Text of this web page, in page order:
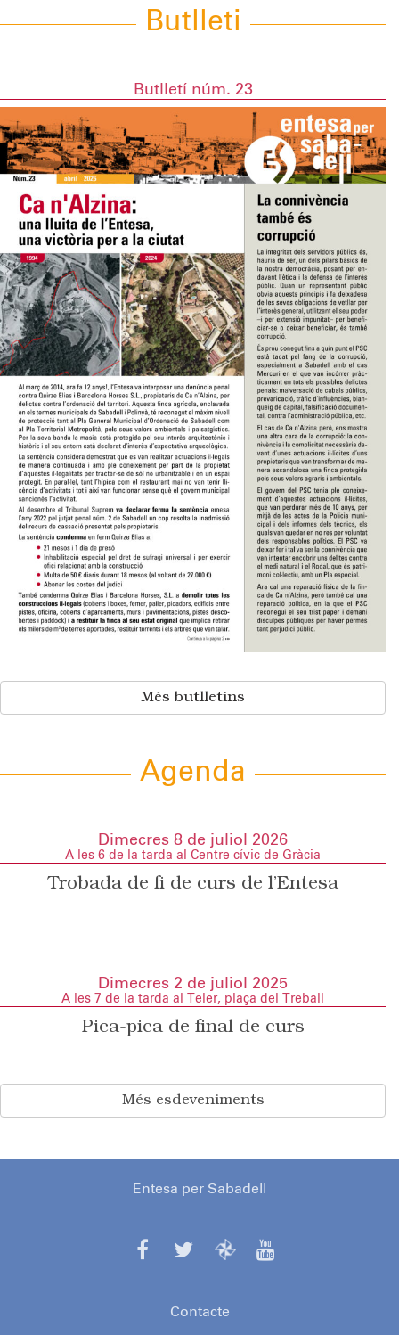
Butlleti
Butlletí núm. 23
Més butlletins
Agenda
Dimecres 8 de juliol 2026
A les 6 de la tarda al Centre cívic de Gràcia
Trobada de fi de curs de l’Entesa
Dimecres 2 de juliol 2025
A les 7 de la tarda al Teler, plaça del Treball
Pica-pica de final de curs
Més esdeveniments
Entesa per Sabadell
Contacte